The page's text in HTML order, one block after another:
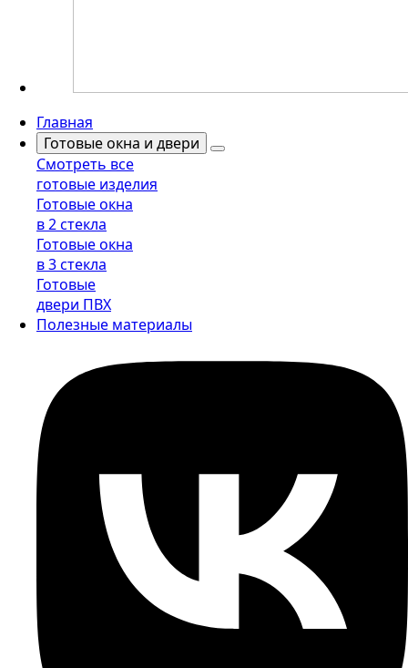
Главная
Готовые окна и двери
Смотреть все
готовые изделия
Готовые окна
в 2 стекла
Готовые окна
в 3 стекла
Готовые
двери ПВХ
Полезные материалы